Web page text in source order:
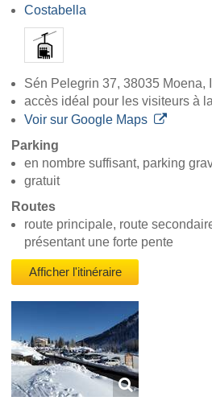
Costabella
Sén Pelegrin 37, 38035 Moena,
accès idéal pour les visiteurs à
Voir sur Google Maps
Parking
en nombre suffisant, parking
gratuit
Routes
route principale, route
présentant une forte pente
Afficher l'itinéraire